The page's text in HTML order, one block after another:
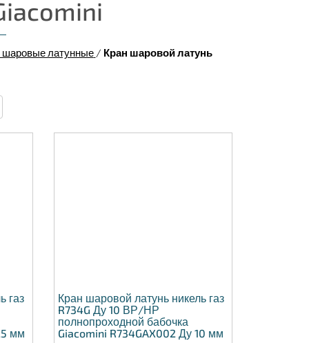
латунные / Кран шаровой латунь
газ
мм
Кран шаровой латунь никель газ
R734G Ду 10 ВР/НР
полнопроходной бабочка
Giacomini R734GAX002 Ду 10 мм